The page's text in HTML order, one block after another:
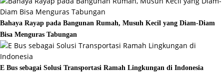
Bahaya Rayap pada Bangunan Rumah, Musuh Kecil yang Diam-Diam
Bisa Menguras Tabungan
E Bus sebagai Solusi Transportasi Ramah Lingkungan di Indonesia